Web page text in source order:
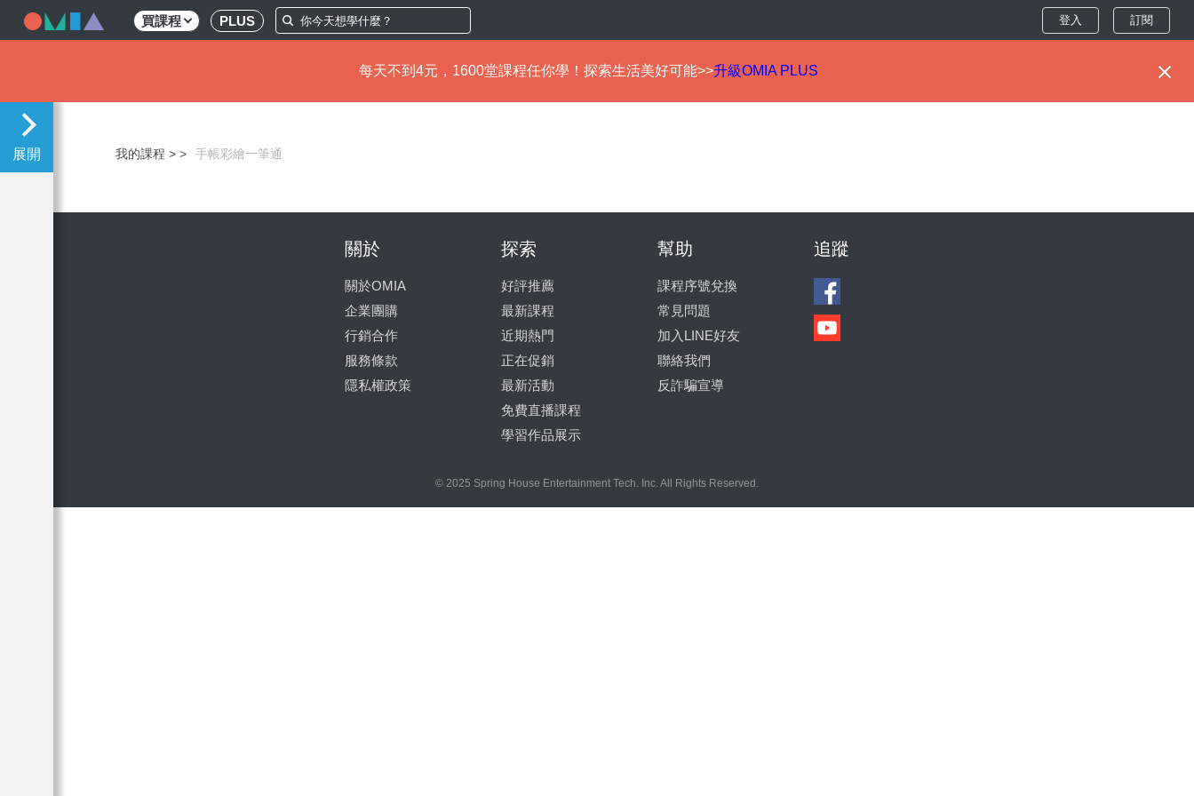
買課程 PLUS 登入 訂閱
每天不到4元，1600堂課程任你學！探索生活美好可能>>升級OMIA PLUS
我的課程 > 手帳彩繪一筆通
關於
關於OMIA
企業團購
行銷合作
服務條款
隱私權政策
探索
好評推薦
最新課程
近期熱門
正在促銷
最新活動
免費直播課程
學習作品展示
幫助
課程序號兌換
常見問題
加入LINE好友
聯絡我們
反詐騙宣導
追蹤
© 2025 Spring House Entertainment Tech. Inc. All Rights Reserved.